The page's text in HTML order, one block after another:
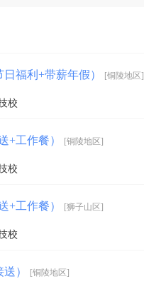
福利+带薪年假） [铜陵地区]
校
+工作餐） [铜陵地区]
校
+工作餐） [狮子山区]
校
） [铜陵地区]